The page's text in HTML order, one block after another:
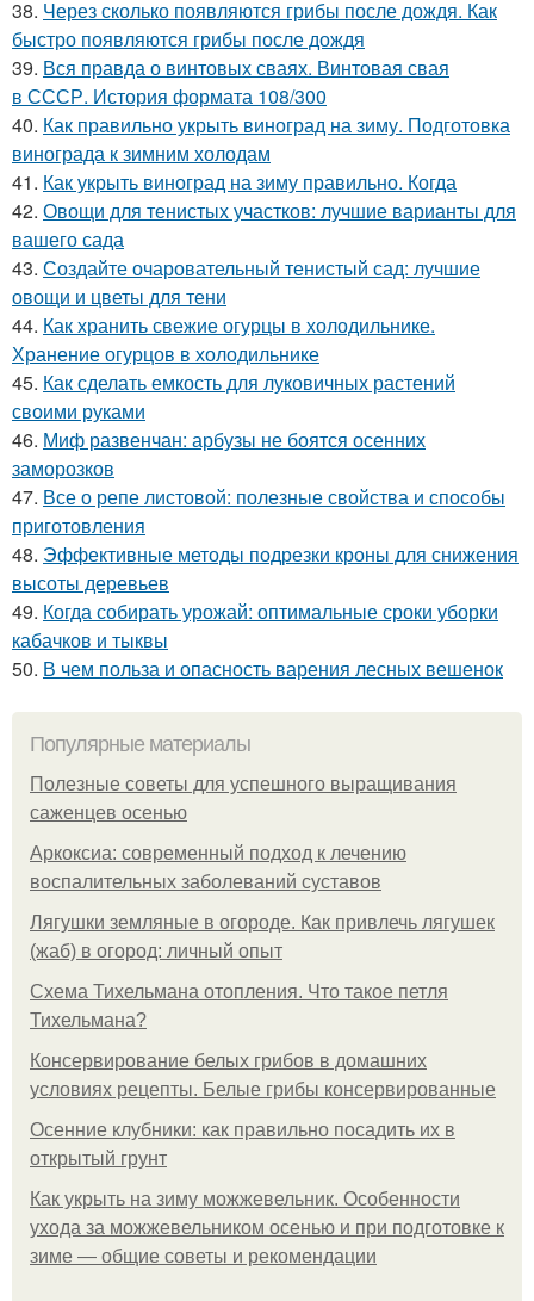
38. Через сколько появляются грибы после дождя. Как
быстро появляются грибы после дождя
39. Вся правда о винтовых сваях. Винтовая свая
в СССР. История формата 108/300
40. Как правильно укрыть виноград на зиму. Подготовка
винограда к зимним холодам
41. Как укрыть виноград на зиму правильно. Когда
42. Овощи для тенистых участков: лучшие варианты для
вашего сада
43. Создайте очаровательный тенистый сад: лучшие
овощи и цветы для тени
44. Как хранить свежие огурцы в холодильнике.
Хранение огурцов в холодильнике
45. Как сделать емкость для луковичных растений
своими руками
46. Миф развенчан: арбузы не боятся осенних
заморозков
47. Все о репе листовой: полезные свойства и способы
приготовления
48. Эффективные методы подрезки кроны для снижения
высоты деревьев
49. Когда собирать урожай: оптимальные сроки уборки
кабачков и тыквы
50. В чем польза и опасность варения лесных вешенок
Популярные материалы
Полезные советы для успешного выращивания
саженцев осенью
Аркоксиа: современный подход к лечению
воспалительных заболеваний суставов
Лягушки земляные в огороде. Как привлечь лягушек
(жаб) в огород: личный опыт
Схема Тихельмана отопления. Что такое петля
Тихельмана?
Консервирование белых грибов в домашних
условиях рецепты. Белые грибы консервированные
Осенние клубники: как правильно посадить их в
открытый грунт
Как укрыть на зиму можжевельник. Особенности
ухода за можжевельником осенью и при подготовке к
зиме — общие советы и рекомендации